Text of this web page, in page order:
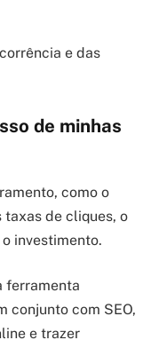
e das
de minhas
como o
de cliques, o
investimento.
ferramenta
conjunto com SEO,
e trazer